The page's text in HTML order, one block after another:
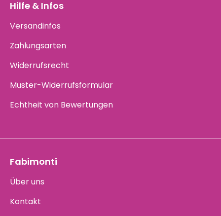
Hilfe & Infos
Versandinfos
Zahlungsarten
Widerrufsrecht
Muster-Widerrufsformular
Echtheit von Bewertungen
Fabimonti
Über uns
Kontakt